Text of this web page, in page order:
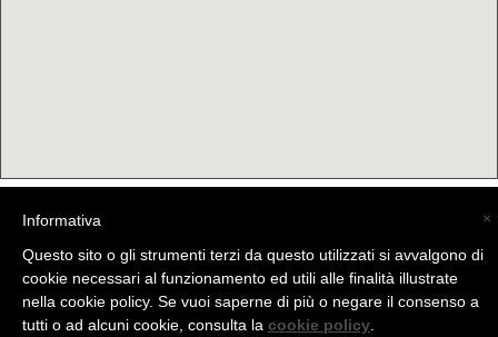
×
Informativa
Questo sito o gli strumenti terzi da questo utilizzati si avvalgono di
cookie necessari al funzionamento ed utili alle finalità illustrate
nella cookie policy. Se vuoi saperne di più o negare il consenso a
tutti o ad alcuni cookie, consulta la cookie policy